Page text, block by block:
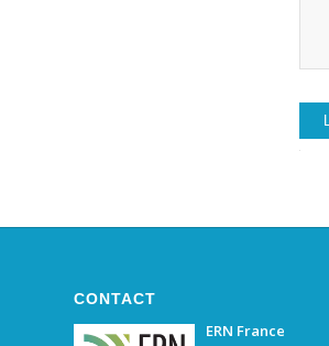
CONTACT
ERN France